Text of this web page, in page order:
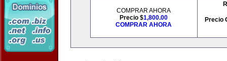
COMPRAR AHORA
Precio $1,800.00
COMPRAR AHORA
Precio